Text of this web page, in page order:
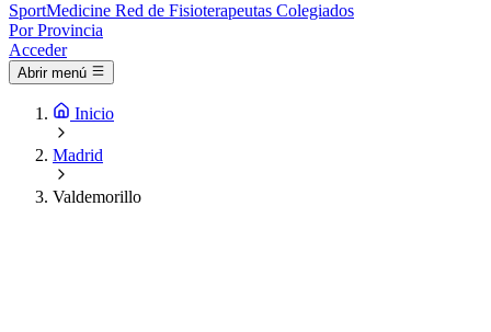
SportMedicine Red de Fisioterapeutas Colegiados
Por Provincia
Acceder
Abrir menú
Inicio
Madrid
Valdemorillo